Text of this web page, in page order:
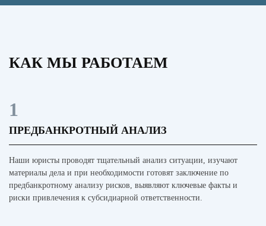
КАК МЫ РАБОТАЕМ
1
ПРЕДБАНКРОТНЫЙ АНАЛИЗ
Наши юристы проводят тщательный анализ ситуации, изучают
материалы дела и при необходимости готовят заключение по
предбанкротному анализу рисков, выявляют ключевые факты и
риски привлечения к субсидиарной ответственности.